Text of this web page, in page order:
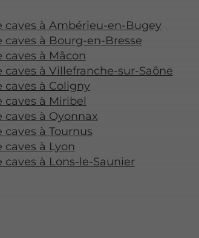
caves à Ambérieu-en-Bugey
à Bourg-en-Bresse
à Mâcon
à Villefranche-sur-Saône
à Coligny
à Miribel
à Oyonnax
à Tournus
à Lyon
à Lons-le-Saunier